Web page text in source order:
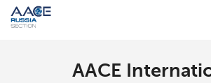
AACE